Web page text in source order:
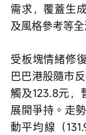
需求，覆蓋生
及風格參考等全
受板塊情緒修
巴巴港股隨市
觸及123.8元，
展開爭持。走
動平均線（